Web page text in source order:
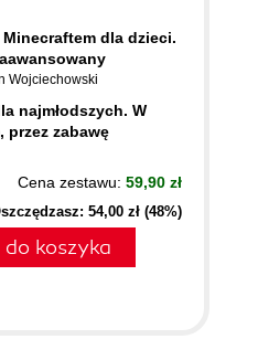
dla dzieci.
Wojciechowski
najmłodszych. W
przez zabawę
Cena zestawu: 59,90 zł
54,00 zł (48%)
do koszyka